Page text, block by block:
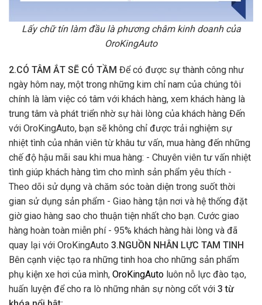
Lấy chữ tín làm đầu là phương châm kinh doanh của
OroKingAuto
2.CÓ TÂM ẮT SẼ CÓ TẦM Để có được sự thành công như
ngày hôm nay, một trong những kim chỉ nam của chúng tôi
chính là làm việc có tâm với khách hàng, xem khách hàng là
trung tâm và phát triển nhờ sự hài lòng của khách hàng Đến
với OroKingAuto, bạn sẽ không chỉ được trải nghiệm sự
nhiệt tình của nhân viên từ khâu tư vấn, mua hàng đến những
chế độ hậu mãi sau khi mua hàng: - Chuyên viên tư vấn nhiệt
tình giúp khách hàng tìm cho mình sản phẩm yêu thích -
Theo dõi sử dụng và chăm sóc toàn diện trong suốt thời
gian sử dụng sản phẩm - Giao hàng tận nơi và hệ thống đặt
giờ giao hàng sao cho thuận tiện nhất cho bạn. Cước giao
hàng hoàn toàn miễn phí - 95% khách hàng hài lòng và đã
quay lại với OroKingAuto 3.NGUỒN NHÂN LỰC TAM TINH
Bên cạnh việc tạo ra những tinh hoa cho những sản phẩm
phụ kiện xe hơi của mình, OroKingAuto luôn nỗ lực đào tạo,
huấn luyện để cho ra lò những nhân sự nòng cốt với 3 từ